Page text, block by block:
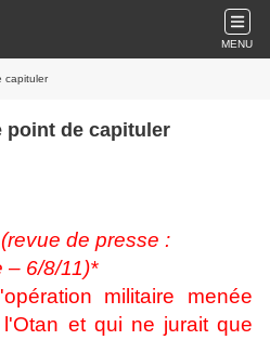
MENU
capituler
point de capituler
(revue de presse :
– 6/8/11)*
militaire menée
et qui ne jurait que